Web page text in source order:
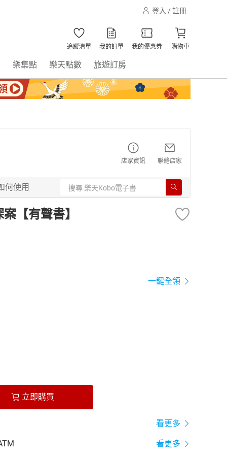
登入 / 註冊
追蹤清單 我的訂單 我的優惠券 購物車
樂集點 樂天點數 旅遊訂房
店家資訊 聯絡店家
何使用
【有聲書】
一鍵全領
立即購買
看更多
看更多